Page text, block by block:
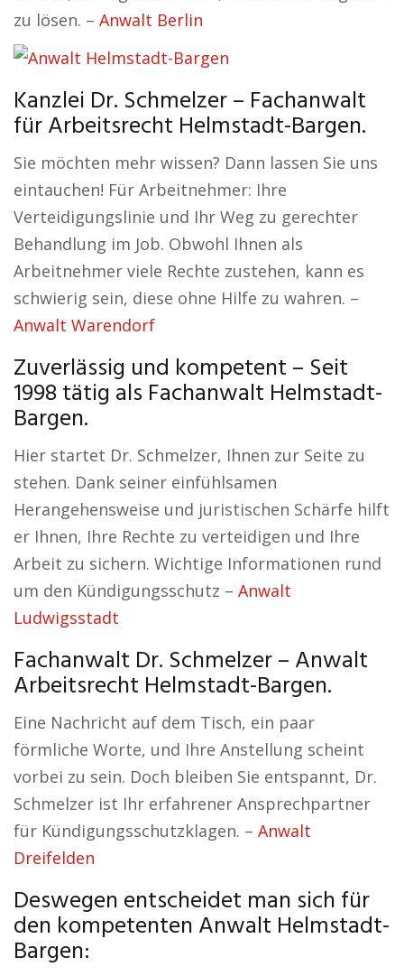
zu lösen. – Anwalt Berlin
Kanzlei Dr. Schmelzer – Fachanwalt
für Arbeitsrecht Helmstadt-Bargen.
Sie möchten mehr wissen? Dann lassen Sie uns
eintauchen! Für Arbeitnehmer: Ihre
Verteidigungslinie und Ihr Weg zu gerechter
Behandlung im Job. Obwohl Ihnen als
Arbeitnehmer viele Rechte zustehen, kann es
schwierig sein, diese ohne Hilfe zu wahren. –
Anwalt Warendorf
Zuverlässig und kompetent – Seit
1998 tätig als Fachanwalt Helmstadt-
Bargen.
Hier startet Dr. Schmelzer, Ihnen zur Seite zu
stehen. Dank seiner einfühlsamen
Herangehensweise und juristischen Schärfe hilft
er Ihnen, Ihre Rechte zu verteidigen und Ihre
Arbeit zu sichern. Wichtige Informationen rund
um den Kündigungsschutz – Anwalt
Ludwigsstadt
Fachanwalt Dr. Schmelzer – Anwalt
Arbeitsrecht Helmstadt-Bargen.
Eine Nachricht auf dem Tisch, ein paar
förmliche Worte, und Ihre Anstellung scheint
vorbei zu sein. Doch bleiben Sie entspannt, Dr.
Schmelzer ist Ihr erfahrener Ansprechpartner
für Kündigungsschutzklagen. – Anwalt
Dreifelden
Deswegen entscheidet man sich für
den kompetenten Anwalt Helmstadt-
Bargen: